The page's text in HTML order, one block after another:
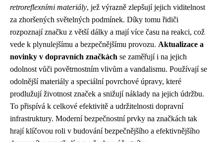
retroreflexními materiály, jež výrazně zlepšují jejich viditelnost
za zhoršených světelných podmínek. Díky tomu řidiči
rozpoznají značku z větší dálky a mají více času na reakci, což
vede k plynulejšímu a bezpečnějšímu provozu. Aktualizace a
novinky v dopravních značkách se zaměřují i na jejich
odolnost vůči povětrnostním vlivům a vandalismu. Používají se
odolnější materiály a speciální povrchové úpravy, které
prodlužují životnost značek a snižují náklady na jejich údržbu.
To přispívá k celkové efektivitě a udržitelnosti dopravní
infrastruktury. Moderní bezpečnostní prvky na značkách tak
hrají klíčovou roli v budování bezpečnějšího a efektivnějšího